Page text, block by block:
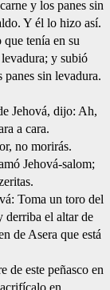
y los panes sin
Y él lo hizo así.
tenía en su
y subió
sin levadura.
Jehová, dijo: Ah,
a cara.
no morirás.
Jehová-salom;
Toma un toro del
derriba el altar de
de Asera que está
de este peñasco en
en